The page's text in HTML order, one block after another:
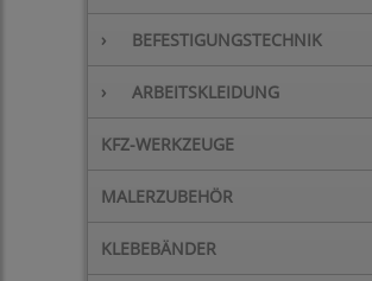
› BEFESTIGUNGSTECHNIK
› ARBEITSKLEIDUNG
KFZ-WERKZEUGE
MALERZUBEHÖR
KLEBEBÄNDER